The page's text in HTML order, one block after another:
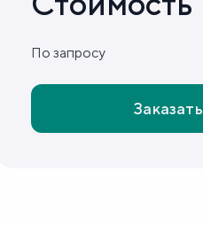
По запросу
Заказать